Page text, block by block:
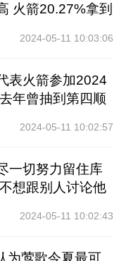
火箭20.27%拿到
2024-05-11 10:03:06
表火箭参加2024
年曾抽到第四顺
2024-05-11 10:02:57
一切努力留住库
想跟别人讨论他
2024-05-11 10:02:43